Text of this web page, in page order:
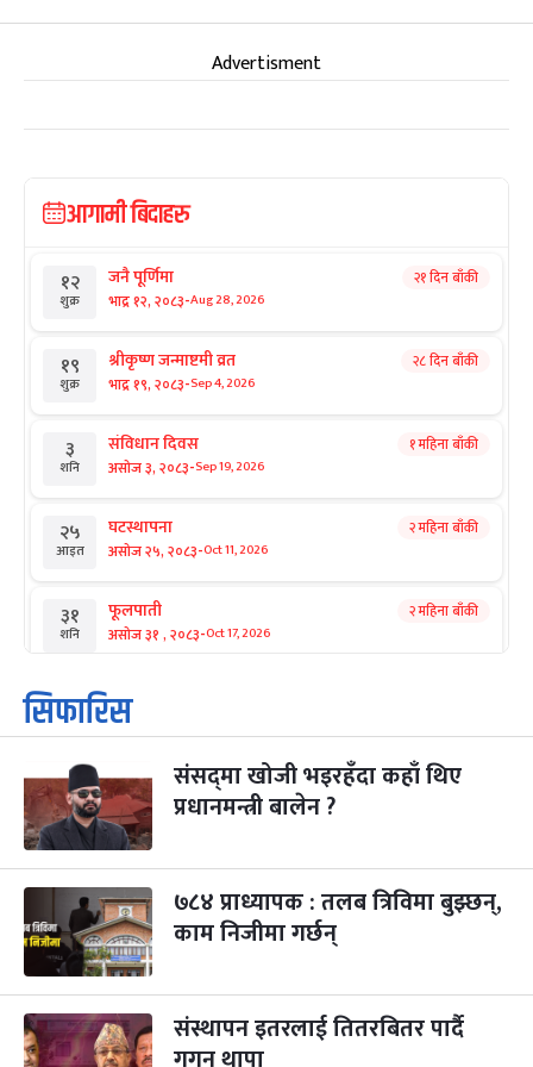
Advertisment
आगामी बिदाहरु
१२
शुक्र
जनै पूर्णिमा
भाद्र १२, २०८३-Aug 28, 2026
२१ दिन बाँकी
१९
शुक्र
श्रीकृष्ण जन्माष्टमी व्रत
भाद्र १९, २०८३-Sep 4, 2026
२८ दिन बाँकी
३
शनि
संविधान दिवस
असोज ३, २०८३-Sep 19, 2026
१ महिना बाँकी
२५
आइत
घटस्थापना
असोज २५, २०८३-Oct 11, 2026
२ महिना बाँकी
३१
शनि
फूलपाती
असोज ३१ , २०८३-Oct 17, 2026
२ महिना बाँकी
१
आइत
कार्तिक सङ्क्रान्ति
कार्तिक १, २०८३
३
मंगल
महानवमी
कार्तिक ३, २०८३-Oct 20, 2026
२ महिना बाँकी
४
बुध कार्तिक ४, २०८३
५
बिहि
पापा‌ङ्कुशा एकादशी व्रत
कार्तिक ५, २०८३
२२
आइत
कुकुर तिहार
कार्तिक २२, २०८३-Nov 8, 2026
३ महिना बाँकी
सिफारिस
संसद्‌मा खोजी भइरहँदा कहाँ थिए
प्रधानमन्त्री बालेन ?
७८४ प्राध्यापक : तलब त्रिविमा बुझ्छन्,
काम निजीमा गर्छन्
संस्थापन इतरलाई तितरबितर पार्दै